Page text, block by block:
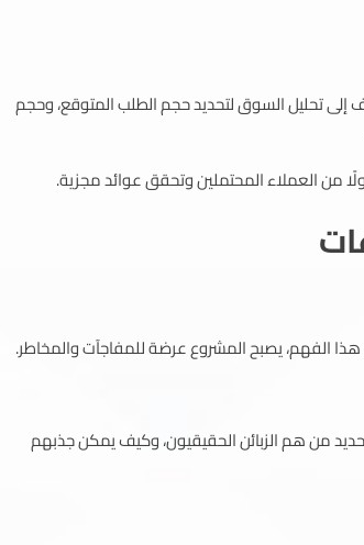
تحليل السوق لتحديد حجم الطلب المتوقع، وحجم
من العملاء المحتملين وتحقق عوائد مجزية.
الفهم، يصبح المشروع عرضة للمفاجآت والمخاطر.
من هم الزبائن الحقيقيون، وكيف يمكن جذبهم